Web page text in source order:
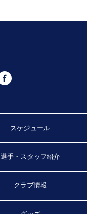
スケジュール
選手・スタッフ紹介
クラブ情報